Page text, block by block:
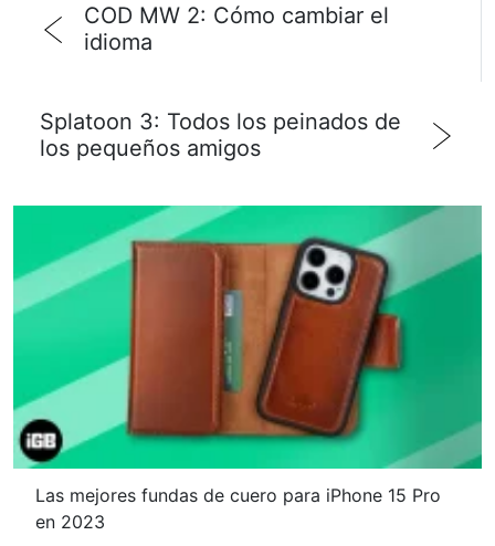
COD MW 2: Cómo cambiar el
idioma
Splatoon 3: Todos los peinados de
los pequeños amigos
Las mejores fundas de cuero para iPhone 15 Pro
en 2023